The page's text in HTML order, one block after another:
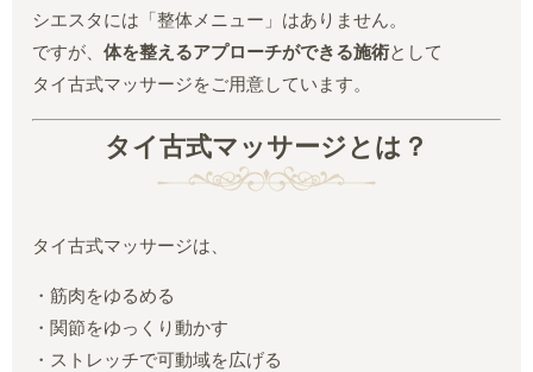
シエスタには「整体メニュー」はありません。
ですが、体を整えるアプローチができる施術として
タイ古式マッサージをご用意しています。
タイ古式マッサージとは？
タイ古式マッサージは、
・筋肉をゆるめる
・関節をゆっくり動かす
・ストレッチで可動域を広げる